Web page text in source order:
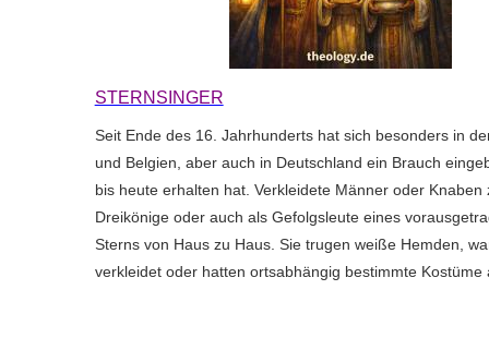
STERNSINGER
Seit Ende des 16. Jahrhunderts hat sich besonders in
und Belgien, aber auch in Deutschland ein Brauch
bis heute erhalten hat. Verkleidete Männer oder Knaben
Dreikönige oder auch als Gefolgsleute eines
Sterns von Haus zu Haus. Sie trugen weiße Hemden,
verkleidet oder hatten ortsabhängig bestimmte Kostüme